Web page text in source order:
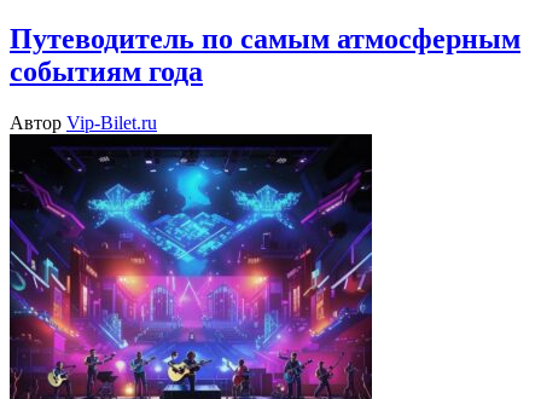
Путеводитель по самым атмосферным
событиям года
Автор Vip-Bilet.ru